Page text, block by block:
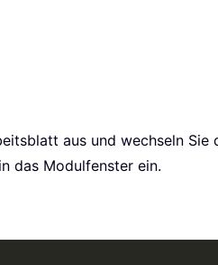
aus und wechseln Sie
das Modulfenster ein.